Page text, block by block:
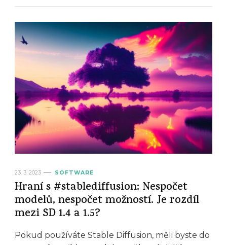
23. 3. 2023 SOFTWARE
Hraní s #stablediffusion: Nespočet
modelů, nespočet možností. Je rozdíl
mezi SD 1.4 a 1.5?
Pokud používáte Stable Diffusion, měli byste do